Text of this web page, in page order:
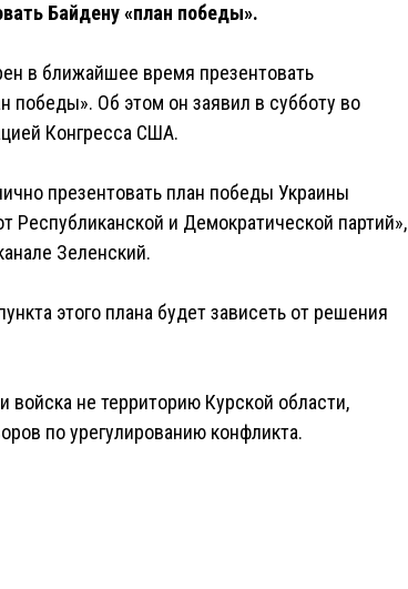
Байдену «план победы».
в ближайшее время презентовать
победы». Об этом он заявил в субботу во
Конгресса США.
презентовать план победы Украины
и Демократической партий»,
Зеленский.
этого плана будет зависеть от решения
войска не территорию Курской области,
по урегулированию конфликта.